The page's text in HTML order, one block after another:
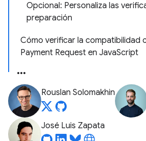
Opcional: Personaliza las
preparación
Cómo verificar la compatibilidad
Payment Request en JavaScript
Rouslan Solomakhin
José Luis Zapata